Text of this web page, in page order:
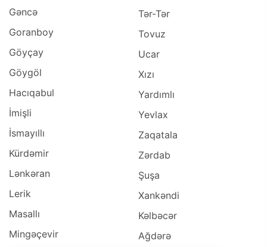
Gəncə
Goranboy
Göyçay
Göygöl
Hacıqabul
İmişli
İsmayıllı
Kürdəmir
Lənkəran
Lerik
Masallı
Mingəçevir
Tər-Tər
Tovuz
Ucar
Xızı
Yardımlı
Yevlax
Zaqatala
Zərdab
Şuşa
Xankəndi
Kəlbəcər
Ağdərə